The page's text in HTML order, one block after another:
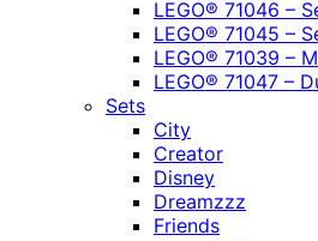
LEGO® 71046 –
LEGO® 71045 –
LEGO® 71039 –
LEGO® 71047 –
Sets
City
Creator
Disney
Dreamzzz
Friends